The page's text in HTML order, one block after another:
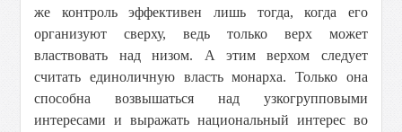
же контроль эффективен лишь тогда, когда его
организуют сверху, ведь только верх может
властвовать над низом. А этим верхом следует
считать единоличную власть монарха. Только она
способна возвышаться над узкогрупповыми
интересами и выражать национальный интерес во